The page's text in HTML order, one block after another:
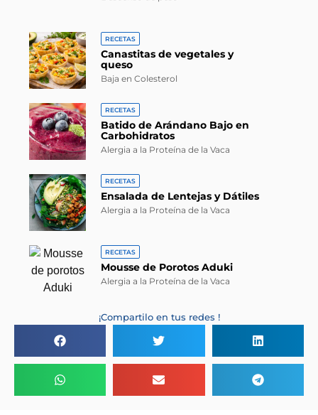
RECETAS
Canastitas de vegetales y
queso
Baja en Colesterol
RECETAS
Batido de Arándano Bajo en
Carbohidratos
Alergia a la Proteína de la Vaca
RECETAS
Ensalada de Lentejas y Dátiles
Alergia a la Proteína de la Vaca
RECETAS
Mousse de Porotos Aduki
Alergia a la Proteína de la Vaca
¡Compartilo en tus redes !